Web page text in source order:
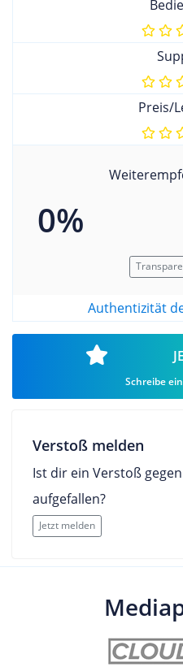
Preis/
0%
Authentizität
Schreibe
Verstoß melden
Ist dir ein Verstoß
aufgefallen?
Jetzt melden